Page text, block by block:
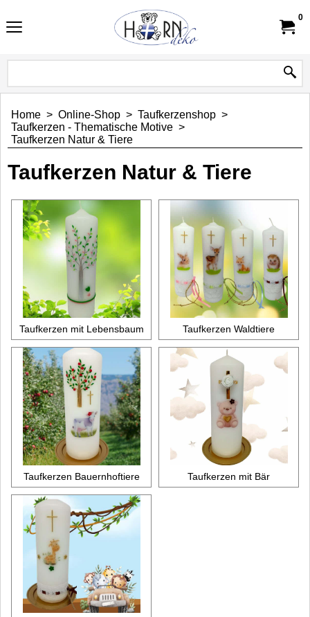
0
Home > Online-Shop > Taufkerzenshop >
Taufkerzen - Thematische Motive >
Taufkerzen Natur & Tiere
Taufkerzen Natur & Tiere
Taufkerzen mit Lebensbaum Taufkerzen Waldtiere
Taufkerzen Bauernhoftiere Taufkerzen mit Bär